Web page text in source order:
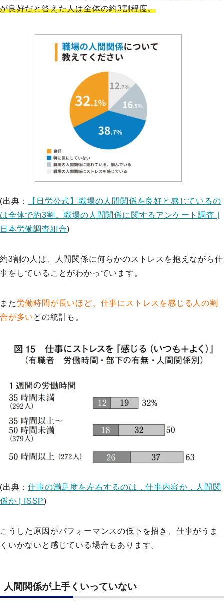
が良好だと答えた人は全体の約3割程度。
(出典：
【日労公式】職場の人間関係を良好と感じているの
は全体で約3割。職場の人間関係に関するアンケート調査 |
日本労働調査組合)
約3割の人は、人間関係に何らかのストレスを抱えながら仕
事をしていることがわかっています。
また労働時間が長いほど、仕事にストレスを感じる人の割
合が多い との統計も。
(出典：仕事の満足度を左右するのは，仕事内容か，人間関
係か | ISSP)
こうした原因がパフォーマンスの低下を招き、仕事がうま
くいかないと感じている場合もあります。
人間関係が上手くいっていない